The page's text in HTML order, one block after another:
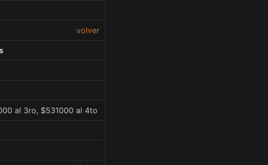
volver
al 3ro, $531000 al 4to